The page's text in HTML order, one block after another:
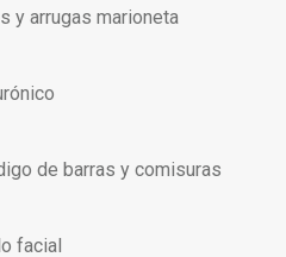
y arrugas marioneta
de barras y comisuras
facial